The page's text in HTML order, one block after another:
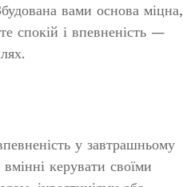
вами основа міцна,
спокій і впевненість —
у завтрашньому
керувати своїми